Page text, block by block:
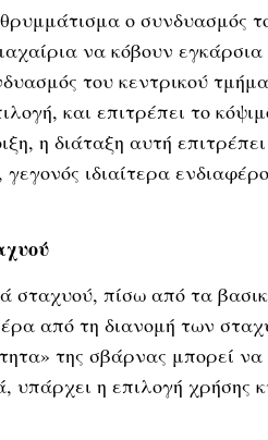
ο συνδυασμός
να κόβουν
του κεντρικού
και επιτρέπει το
η διάταξη αυτή
ιδιαίτερα
σταχυού, πίσω από τα
από τη διανομή των
της σβάρνας μπορεί
υπάρχει η επιλογή χρήσης